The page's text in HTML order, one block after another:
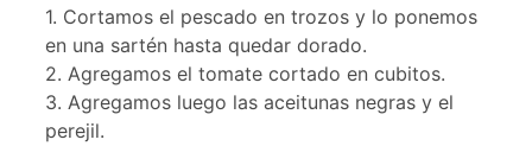
1. Cortamos el pescado en trozos y lo ponemos
en una sartén hasta quedar dorado.
2. Agregamos el tomate cortado en cubitos.
3. Agregamos luego las aceitunas negras y el
perejil.